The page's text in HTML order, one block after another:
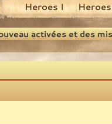
Heroes I
activées et des